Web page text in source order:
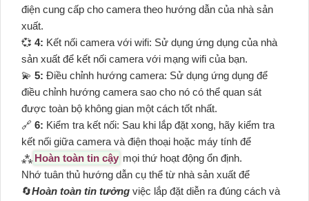
điện cung cấp cho camera theo hướng dẫn của nhà sản
xuất.
💞 4: Kết nối camera với wifi: Sử dụng ứng dụng của nhà
sản xuất để kết nối camera với mạng wifi của bạn.
💫 5: Điều chỉnh hướng camera: Sử dụng ứng dụng để
điều chỉnh hướng camera sao cho nó có thể quan sát
được toàn bộ không gian một cách tốt nhất.
🔗 6: Kiểm tra kết nối: Sau khi lắp đặt xong, hãy kiểm tra
kết nối giữa camera và điện thoại hoặc máy tính để
⁂Hoàn toàn tin cậy mọi thứ hoạt động ổn định.
Nhớ tuân thủ hướng dẫn cụ thể từ nhà sản xuất để
🔄Hoàn toàn tin tưởng việc lắp đặt diễn ra đúng cách và